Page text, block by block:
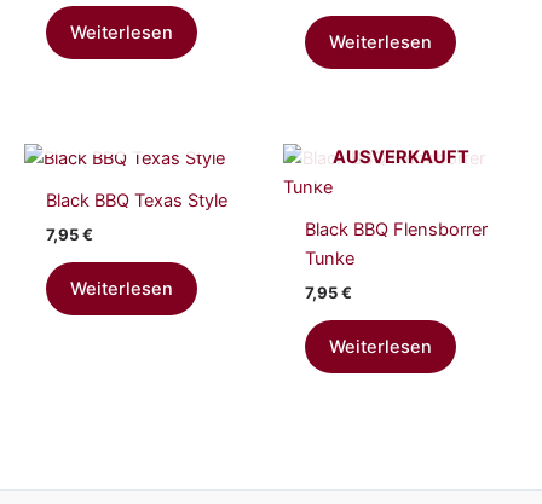
Weiterlesen Weiterlesen
Black BBQ Texas Style
7,95€
Weiterlesen
AUSVERKAUFT
Black BBQ Flensborrer
Tunke
7,95€
Weiterlesen